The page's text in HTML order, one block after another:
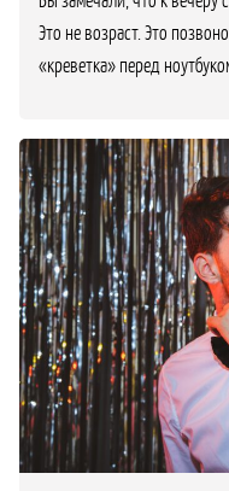
Это не возраст. Это
«креветка» перед